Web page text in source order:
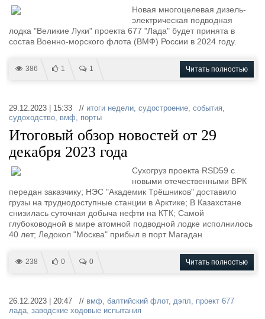
Новая многоцелевая дизель-
электрическая подводная
лодка "Великие Луки" проекта 677 "Лада" будет принята в
состав Военно-морского флота (ВМФ) России в 2024 году.
386 1 1 Читать полностью
29.12.2023 | 15:33 // итоги недели, судостроение, события,
судоходство, вмф, порты
Итоговый обзор новостей от 29
декабря 2023 года
Сухогруз проекта RSD59 с
новыми отечественными ВРК
передан заказчику; НЭС "Академик Трёшников" доставило
грузы на труднодоступные станции в Арктике; В Казахстане
снизилась суточная добыча нефти на КТК; Самой
глубоководной в мире атомной подводной лодке исполнилось
40 лет; Ледокол "Москва" прибыл в порт Магадан
238 0 0 Читать полностью
26.12.2023 | 20:47 // вмф, балтийский флот, дэпл, проект 677
лада, заводские ходовые испытания